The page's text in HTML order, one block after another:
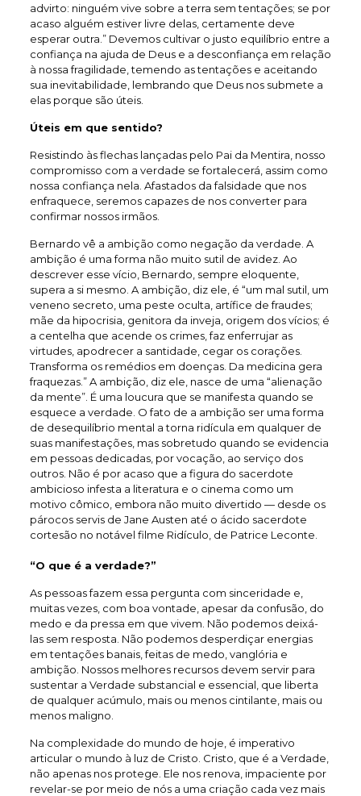
advirto: ninguém vive sobre a terra sem tentações; se por
acaso alguém estiver livre delas, certamente deve
esperar outra.” Devemos cultivar o justo equilíbrio entre a
confiança na ajuda de Deus e a desconfiança em relação
à nossa fragilidade, temendo as tentações e aceitando
sua inevitabilidade, lembrando que Deus nos submete a
elas porque são úteis.
Úteis em que sentido?
Resistindo às flechas lançadas pelo Pai da Mentira, nosso
compromisso com a verdade se fortalecerá, assim como
nossa confiança nela. Afastados da falsidade que nos
enfraquece, seremos capazes de nos converter para
confirmar nossos irmãos.
Bernardo vê a ambição como negação da verdade. A
ambição é uma forma não muito sutil de avidez. Ao
descrever esse vício, Bernardo, sempre eloquente,
supera a si mesmo. A ambição, diz ele, é “um mal sutil, um
veneno secreto, uma peste oculta, artífice de fraudes;
mãe da hipocrisia, genitora da inveja, origem dos vícios; é
a centelha que acende os crimes, faz enferrujar as
virtudes, apodrecer a santidade, cegar os corações.
Transforma os remédios em doenças. Da medicina gera
fraquezas.” A ambição, diz ele, nasce de uma “alienação
da mente”. É uma loucura que se manifesta quando se
esquece a verdade. O fato de a ambição ser uma forma
de desequilíbrio mental a torna ridícula em qualquer de
suas manifestações, mas sobretudo quando se evidencia
em pessoas dedicadas, por vocação, ao serviço dos
outros. Não é por acaso que a figura do sacerdote
ambicioso infesta a literatura e o cinema como um
motivo cômico, embora não muito divertido — desde os
párocos servis de Jane Austen até o ácido sacerdote
cortesão no notável filme Ridículo, de Patrice Leconte.
“O que é a verdade?”
As pessoas fazem essa pergunta com sinceridade e,
muitas vezes, com boa vontade, apesar da confusão, do
medo e da pressa em que vivem. Não podemos deixá-
las sem resposta. Não podemos desperdiçar energias
em tentações banais, feitas de medo, vanglória e
ambição. Nossos melhores recursos devem servir para
sustentar a Verdade substancial e essencial, que liberta
de qualquer acúmulo, mais ou menos cintilante, mais ou
menos maligno.
Na complexidade do mundo de hoje, é imperativo
articular o mundo à luz de Cristo. Cristo, que é a Verdade,
não apenas nos protege. Ele nos renova, impaciente por
revelar-se por meio de nós a uma criação cada vez mais